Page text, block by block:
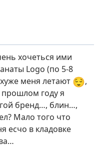
хочеться ими
Logo (по 5-8
меня летают 😌,
прошлом году я
бренд…, блин…,
Мало того что
есчо в кладовке